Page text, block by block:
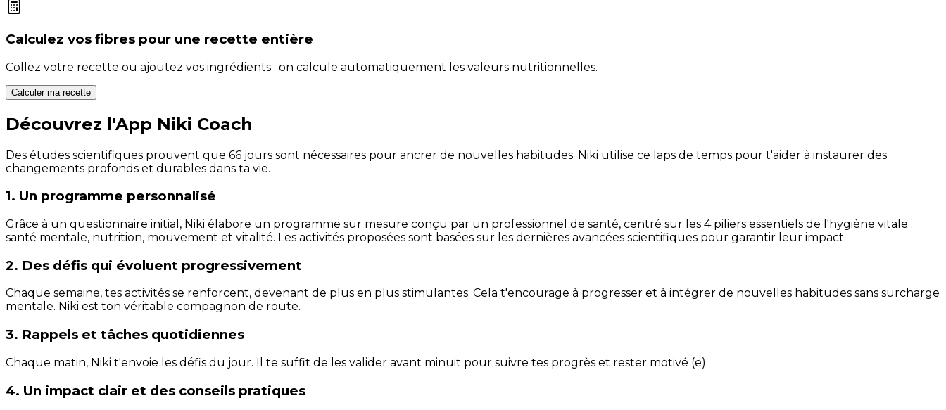
Calculez vos fibres pour une recette entière
Collez votre recette ou ajoutez vos ingrédients : on calcule automatiquement les valeurs nutritionnelles.
Calculer ma recette
Découvrez l'App Niki Coach
Des études scientifiques prouvent que 66 jours sont nécessaires pour ancrer de nouvelles habitudes. Niki utilise ce laps de temps pour t'aider à instaurer des
changements profonds et durables dans ta vie.
1. Un programme personnalisé
Grâce à un questionnaire initial, Niki élabore un programme sur mesure conçu par un professionnel de santé, centré sur les 4 piliers essentiels de l'hygiène vitale :
santé mentale, nutrition, mouvement et vitalité. Les activités proposées sont basées sur les dernières avancées scientifiques pour garantir leur impact.
2. Des défis qui évoluent progressivement
Chaque semaine, tes activités se renforcent, devenant de plus en plus stimulantes. Cela t'encourage à progresser et à intégrer de nouvelles habitudes sans surcharge
mentale. Niki est ton véritable compagnon de route.
3. Rappels et tâches quotidiennes
Chaque matin, Niki t'envoie les défis du jour. Il te suffit de les valider avant minuit pour suivre tes progrès et rester motivé (e).
4. Un impact clair et des conseils pratiques